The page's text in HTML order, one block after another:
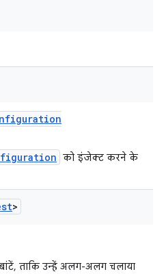
को इंजेक्ट करने के
>
ताकि उन्हें अलग-अलग चलाया